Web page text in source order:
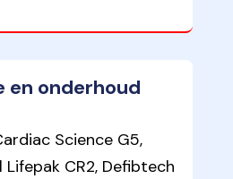
en onderhoud
Science G5,
CR2, Defibtech